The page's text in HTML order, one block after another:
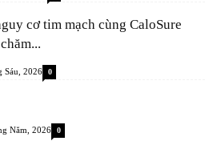
cơ tim mạch cùng CaloSure
Sáu, 2026 0
Năm, 2026 0